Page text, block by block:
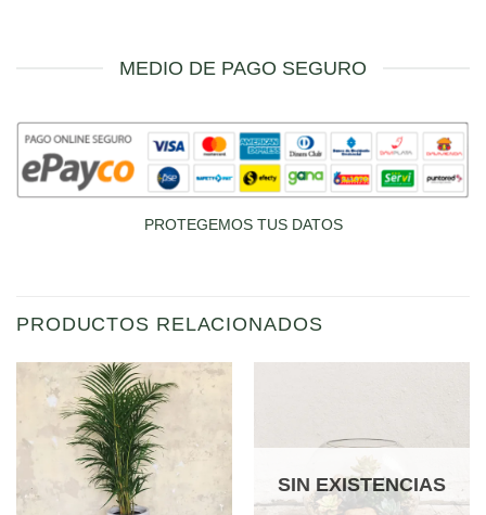
MEDIO DE PAGO SEGURO
PROTEGEMOS TUS DATOS
PRODUCTOS RELACIONADOS
SIN EXISTENCIAS